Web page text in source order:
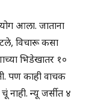
आला. जाताना
विचारू कसा
भिडेखातर १०
पण काही वाचक
नाही. न्यू जर्सीत ४